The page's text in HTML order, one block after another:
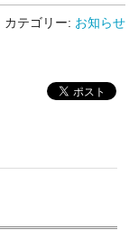
カテゴリー: お知らせ